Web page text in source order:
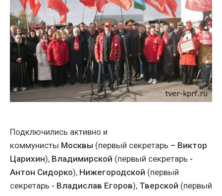
Подключились активно и
коммунисты Москвы (первый секретарь – Виктор
Царихин), Владимирской (первый секретарь -
Антон Сидорко), Нижегородской (первый
секретарь - Владислав Егоров), Тверской (первый